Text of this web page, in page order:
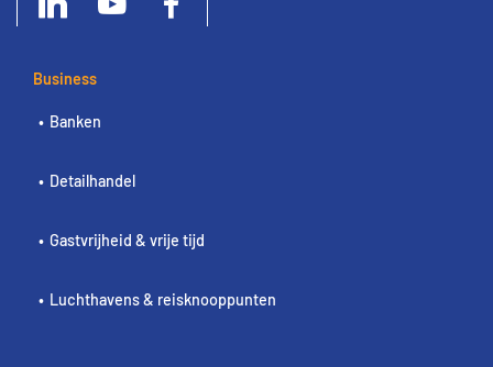
Business
Banken
Detailhandel
Gastvrijheid & vrije tijd
Luchthavens & reisknooppunten